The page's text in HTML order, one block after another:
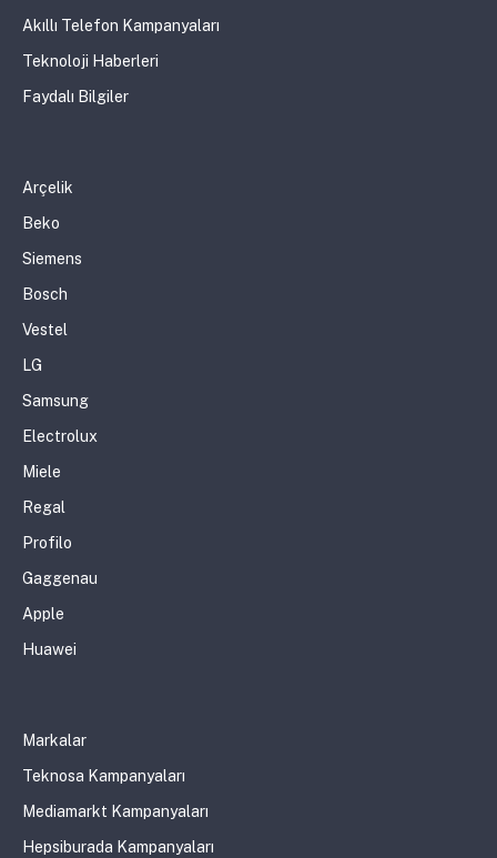
Akıllı Telefon Kampanyaları
Teknoloji Haberleri
Faydalı Bilgiler
Arçelik
Beko
Siemens
Bosch
Vestel
LG
Samsung
Electrolux
Miele
Regal
Profilo
Gaggenau
Apple
Huawei
Markalar
Teknosa Kampanyaları
Mediamarkt Kampanyaları
Hepsiburada Kampanyaları